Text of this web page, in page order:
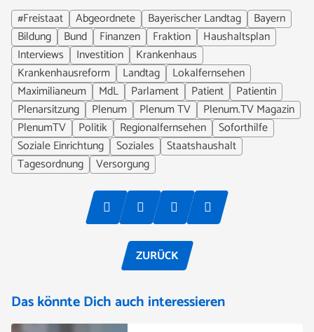
#Freistaat
Abgeordnete Bayerischer Landtag
Bayern
Bildung
Bund Finanzen Fraktion
Haushaltsplan
Interviews
Investition
Krankenhaus
Krankenhausreform
Landtag
Lokalfernsehen
Maximilianeum
MdL Parlament Patient
Patientin
Plenarsitzung
Plenum Plenum TV
Plenum.TV Magazin
PlenumTV
Politik Regionalfernsehen
Soforthilfe
Soziale Einrichtung
Soziales
Staatshaushalt
Tagesordnung
Versorgung
ZURÜCK
Das könnte Dich auch interessieren